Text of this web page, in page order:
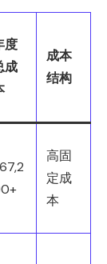
度
成
成本
结构
高固
定成
本